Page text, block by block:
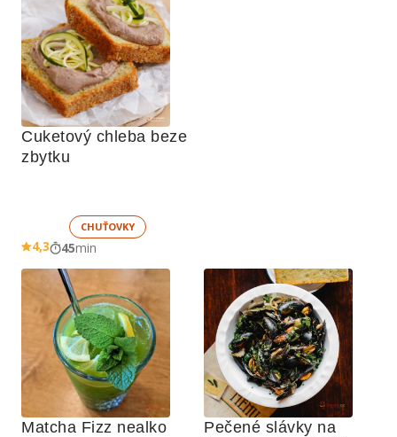
Cuketový chleba beze
zbytku
CHUŤOVKY
4,3 45min
Pečené slávky na